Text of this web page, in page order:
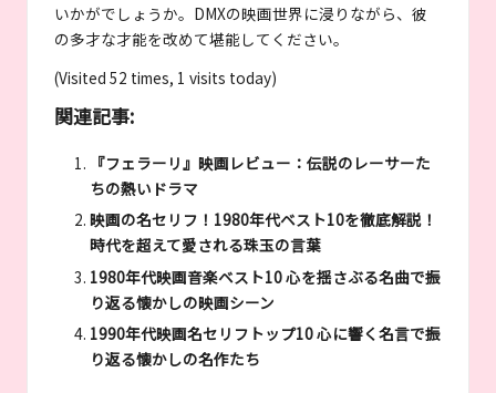
いかがでしょうか。DMXの映画世界に浸りながら、彼
の多才な才能を改めて堪能してください。
(Visited 52 times, 1 visits today)
関連記事:
『フェラーリ』映画レビュー：伝説のレーサーた
ちの熱いドラマ
映画の名セリフ！1980年代ベスト10を徹底解説！
時代を超えて愛される珠玉の言葉
1980年代映画音楽ベスト10 心を揺さぶる名曲で振
り返る懐かしの映画シーン
1990年代映画名セリフトップ10 心に響く名言で振
り返る懐かしの名作たち